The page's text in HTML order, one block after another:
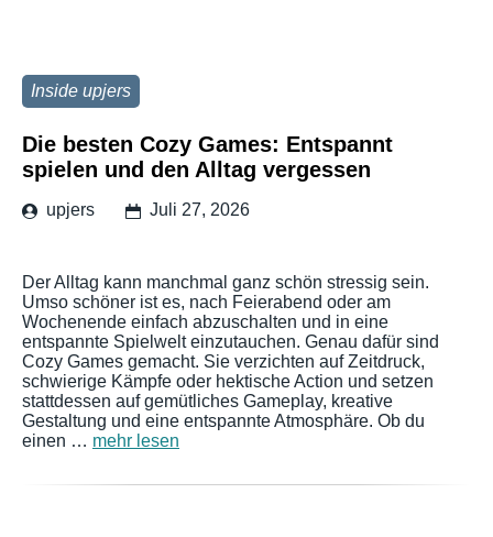
Inside upjers
Die besten Cozy Games: Entspannt
spielen und den Alltag vergessen
upjers Juli 27, 2026
Der Alltag kann manchmal ganz schön stressig sein.
Umso schöner ist es, nach Feierabend oder am
Wochenende einfach abzuschalten und in eine
entspannte Spielwelt einzutauchen. Genau dafür sind
Cozy Games gemacht. Sie verzichten auf Zeitdruck,
schwierige Kämpfe oder hektische Action und setzen
stattdessen auf gemütliches Gameplay, kreative
Gestaltung und eine entspannte Atmosphäre. Ob du
einen … mehr lesen